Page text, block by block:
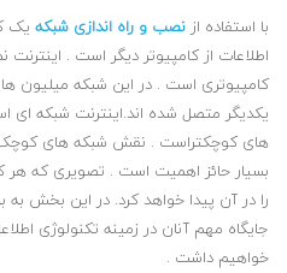
با استفاده از نصب و راه اندازی شبکه یک
اطلاعات از کامپیوتر دیگر است .
کامپیوتری است . در این شبکه میلیون
یکدیگر متصل شده اند.اینترنت شبکه ای
های کوچکتراست . نقش شبکه های کوچک
بسیار حائز اهمیت است . تصویری که هر
را در آن پیدا خواهد کرد. در این بخش
جایگاه مهم آنان در زمینه تکنولوژی
خواهیم داشت .